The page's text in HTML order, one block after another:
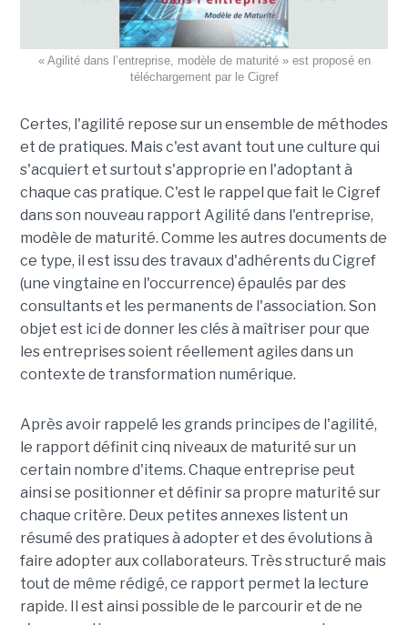
« Agilité dans l’entreprise, modèle de maturité » est proposé en
téléchargement par le Cigref
Certes, l'agilité repose sur un ensemble de méthodes
et de pratiques. Mais c'est avant tout une culture qui
s'acquiert et surtout s'approprie en l'adoptant à
chaque cas pratique. C'est le rappel que fait le Cigref
dans son nouveau rapport Agilité dans l'entreprise,
modèle de maturité. Comme les autres documents de
ce type, il est issu des travaux d'adhérents du Cigref
(une vingtaine en l'occurrence) épaulés par des
consultants et les permanents de l'association. Son
objet est ici de donner les clés à maîtriser pour que
les entreprises soient réellement agiles dans un
contexte de transformation numérique.
Après avoir rappelé les grands principes de l'agilité,
le rapport définit cinq niveaux de maturité sur un
certain nombre d'items. Chaque entreprise peut
ainsi se positionner et définir sa propre maturité sur
chaque critère. Deux petites annexes listent un
résumé des pratiques à adopter et des évolutions à
faire adopter aux collaborateurs. Très structuré mais
tout de même rédigé, ce rapport permet la lecture
rapide. Il est ainsi possible de le parcourir et de ne